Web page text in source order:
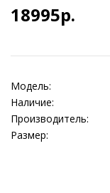
18995р.
Модель:
Наличие:
Производитель:
Размер: